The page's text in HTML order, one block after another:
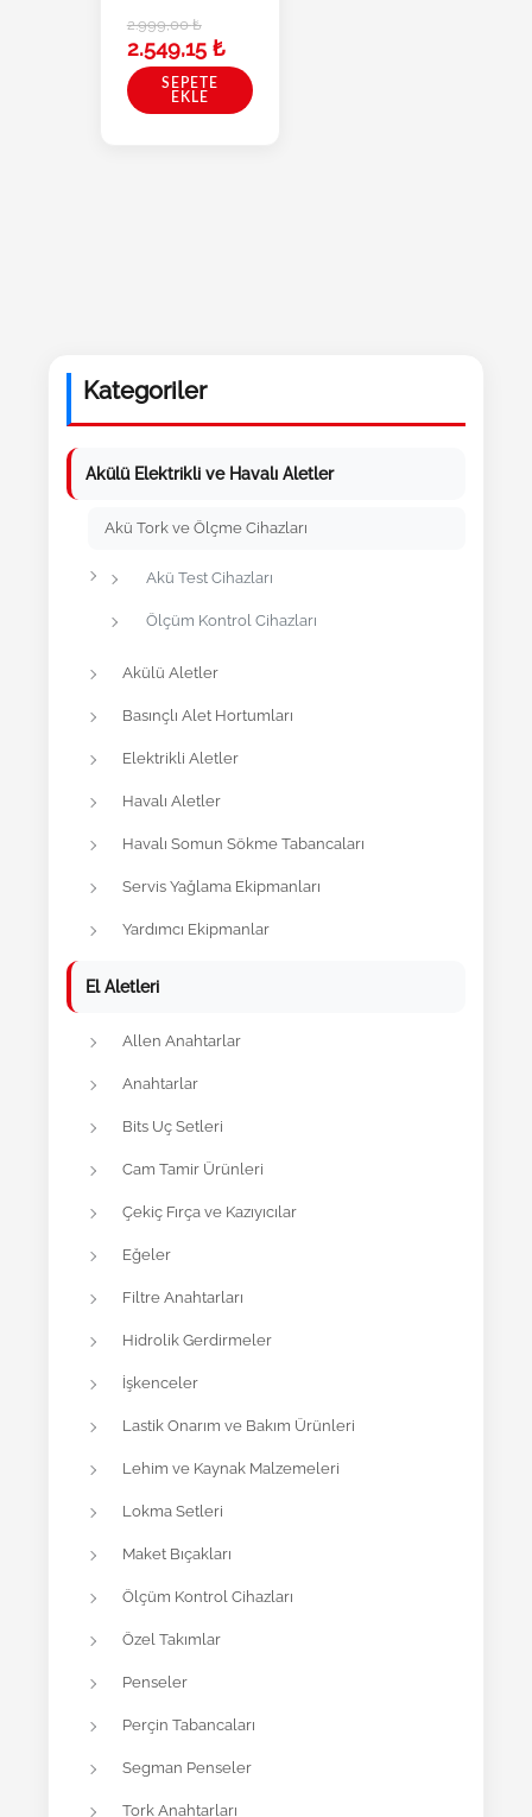
Kategoriler
Akülü Elektrikli ve Havalı Aletler
Akü Tork ve Ölçme Cihazları
Akü Test Cihazları
Ölçüm Kontrol Cihazları
Akülü Aletler
Basınçlı Alet Hortumları
Elektrikli Aletler
Havalı Aletler
Havalı Somun Sökme Tabancaları
Servis Yağlama Ekipmanları
Yardımcı Ekipmanlar
El Aletleri
Allen Anahtarlar
Anahtarlar
Bits Uç Setleri
Cam Tamir Ürünleri
Çekiç Fırça ve Kazıyıcılar
Eğeler
Filtre Anahtarları
Hidrolik Gerdirmeler
İşkenceler
Lastik Onarım ve Bakım Ürünleri
Lehim ve Kaynak Malzemeleri
Lokma Setleri
Maket Bıçakları
Ölçüm Kontrol Cihazları
Özel Takımlar
Penseler
Perçin Tabancaları
Segman Penseler
Tork Anahtarları
2.999,00₺
2.549,15 ₺
SEPETE
EKLE